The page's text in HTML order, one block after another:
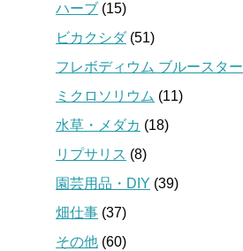
ハーブ (15)
ビカクシダ(51)
フレボディウム ブルースター
ミクロソリウム (11)
水草・メダカ (18)
リプサリス (8)
園芸用品・DIY (39)
畑仕事 (37)
その他 (60)